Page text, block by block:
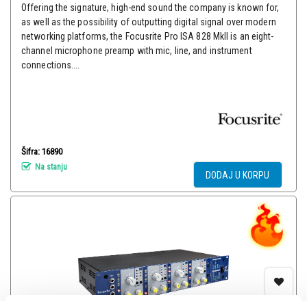
Offering the signature, high-end sound the company is known for,
as well as the possibility of outputting digital signal over modern
networking platforms, the Focusrite Pro ISA 828 MkII is an eight-
channel microphone preamp with mic, line, and instrument
connections....
Šifra: 16890
Na stanju
DODAJ U KORPU